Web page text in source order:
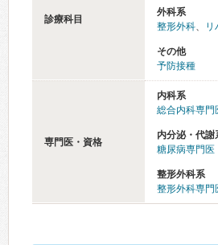
診療科目
外科系
整形外科、 リ
その他
予防接種
専門医・資格
内科系
総合内科専門
内分泌・代謝
糖尿病専門医
整形外科系
整形外科専門